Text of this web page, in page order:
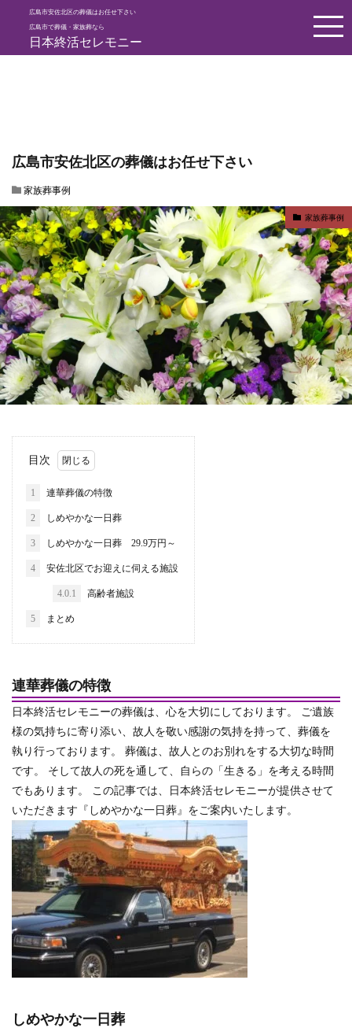
広島市安佐北区の葬儀はお任せ下さい
広島市で葬儀・家族葬なら
日本終活セレモニー
HOME 家族葬事例
広島市安佐北区の葬儀はお任せ下さい
家族葬事例
家族葬事例
目次
1 連華葬儀の特徴
2 しめやかな一日葬
3 しめやかな一日葬 29.9万円～
4 安佐北区でお迎えに伺える施設
4.0.1 高齢者施設
5 まとめ
連華葬儀の特徴
日本終活セレモニーの葬儀は、心を大切にしております。 ご遺族
様の気持ちに寄り添い、故人を敬い感謝の気持を持って、葬儀を
執り行っております。 葬儀は、故人とのお別れをする大切な時間
です。 そして故人の死を通して、自らの「生きる」を考える時間
でもあります。 この記事では、日本終活セレモニーが提供させて
いただきます『しめやかな一日葬』をご案内いたします。
しめやかな一日葬